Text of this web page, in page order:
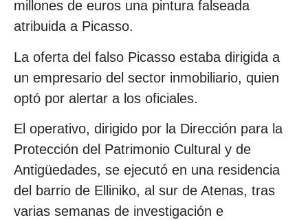
millones de euros una pintura falseada
atribuida a Picasso.
La oferta del falso Picasso estaba dirigida a
un empresario del sector inmobiliario, quien
optó por alertar a los oficiales.
El operativo, dirigido por la Dirección para la
Protección del Patrimonio Cultural y de
Antigüedades, se ejecutó en una residencia
del barrio de Elliniko, al sur de Atenas, tras
varias semanas de investigación e